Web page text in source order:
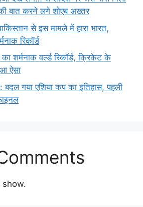
बात करने लगे शोएब अख्तर
से इस मामले में हारा भारत,
रिकॉर्ड
वर्ल्ड रिकॉर्ड, क्रिकेट के
ऐसा
गया एशिया कप का इतिहास, पहली